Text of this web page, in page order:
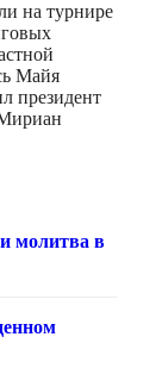
на турнире
Майя
президент
молитва в